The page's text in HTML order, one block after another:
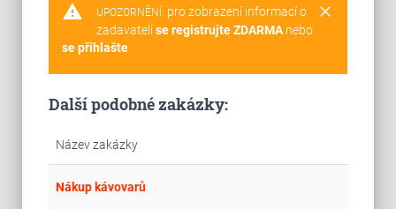
warning clear
UPOZORNĚNÍ: pro zobrazení informací o
zadavateli se registrujte ZDARMAnebo
se přihlašte.
Další podobné zakázky:
Název zakázky
Nákup kávovarů